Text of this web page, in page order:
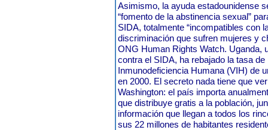
Asimismo, la ayuda estadounidense
“fomento de la abstinencia sexual”
SIDA, totalmente “incompatibles con
discriminación que sufren mujeres y
ONG Human Rights Watch. Uganda,
contra el SIDA, ha rebajado la tasa
Inmunodeficiencia Humana (VIH) de
en 2000. El secreto nada tiene que
Washington: el país importa
que distribuye gratis a la población,
información que llegan a todos los
sus 22 millones de habitantes